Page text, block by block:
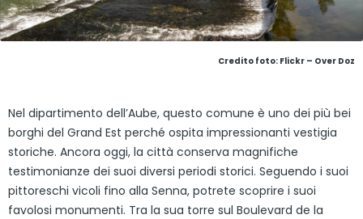
Credito foto: Flickr – Over Doz
Nel dipartimento dell’Aube, questo comune è uno dei più bei
borghi del Grand Est perché ospita impressionanti vestigia
storiche. Ancora oggi, la città conserva magnifiche
testimonianze dei suoi diversi periodi storici. Seguendo i suoi
pittoreschi vicoli fino alla Senna, potrete scoprire i suoi
favolosi monumenti. Tra la sua torre sul Boulevard de la